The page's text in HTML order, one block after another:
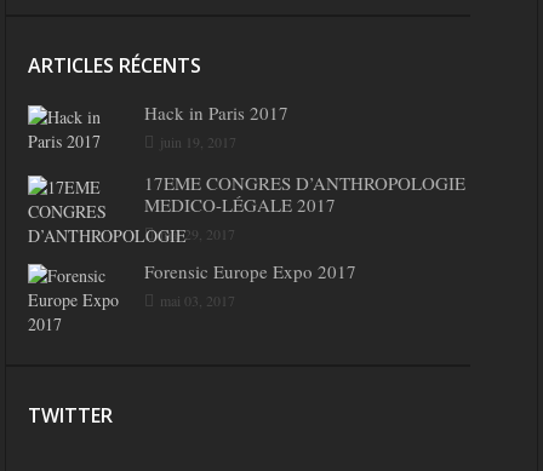
ARTICLES RÉCENTS
Hack in Paris 2017
juin 19, 2017
17EME CONGRES D’ANTHROPOLOGIE
MEDICO-LÉGALE 2017
mai 29, 2017
Forensic Europe Expo 2017
mai 03, 2017
TWITTER